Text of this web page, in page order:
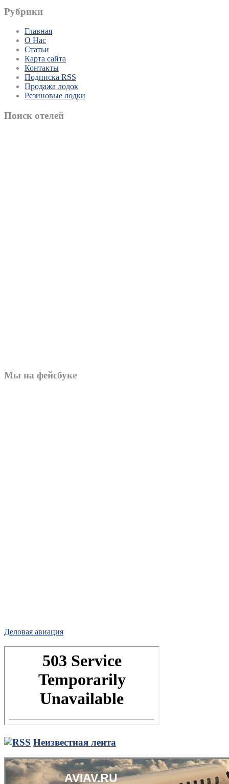
Рубрики
Главная
О Нас
Статьи
Карта сайта
Контакты
Подписка RSS
Продажа лодок
Резиновые лодки
Поиск отелей
Мы на фейсбуке
Деловая авиация
Неизвестная лента